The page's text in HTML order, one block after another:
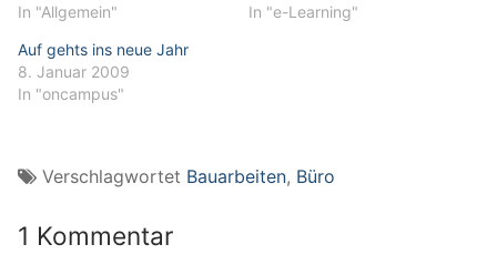
In "Allgemein"
In "e-Learning"
Auf gehts ins neue Jahr
8. Januar 2009
In "oncampus"
Verschlagwortet Bauarbeiten, Büro
1 Kommentar